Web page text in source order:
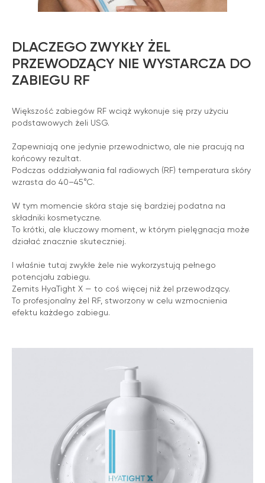
DLACZEGO ZWYKŁY ŻEL
PRZEWODZĄCY NIE WYSTARCZA DO
ZABIEGU RF
Większość zabiegów RF wciąż wykonuje się przy użyciu
podstawowych żeli USG.
Zapewniają one jedynie przewodnictwo, ale nie pracują na
końcowy rezultat.
Podczas oddziaływania fal radiowych (RF) temperatura skóry
wzrasta do 40–45°C.
W tym momencie skóra staje się bardziej podatna na
składniki kosmetyczne.
To krótki, ale kluczowy moment, w którym pielęgnacja może
działać znacznie skuteczniej.
I właśnie tutaj zwykłe żele nie wykorzystują pełnego
potencjału zabiegu.
Zemits HyaTight X — to coś więcej niż żel przewodzący.
To profesjonalny żel RF, stworzony w celu wzmocnienia
efektu każdego zabiegu.